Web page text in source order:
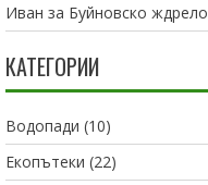
Иван за Буйновско ждрело
КАТЕГОРИИ
Водопади (10)
Екопътеки (22)